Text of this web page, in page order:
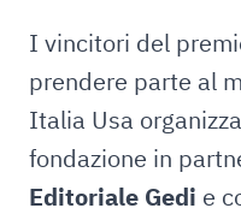
I vincitori del
prendere parte al
Italia Usa
fondazione in
Editoriale Gedi e